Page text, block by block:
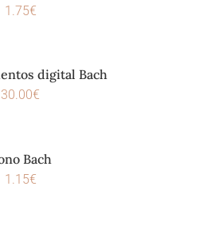
1.75€
digital Bach
30.00€
Bach
1.15€